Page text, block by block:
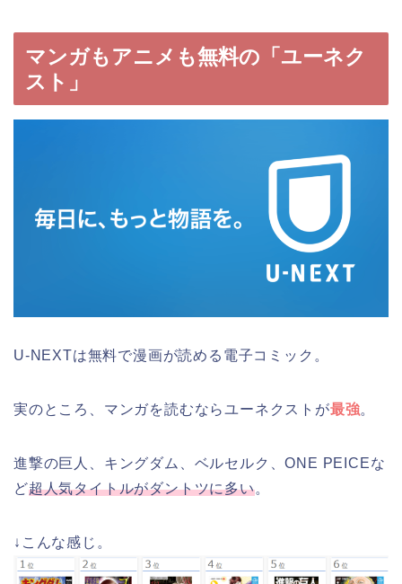
マンガもアニメも無料の「ユーネク
スト」
U-NEXTは無料で漫画が読める電子コミック。
実のところ、マンガを読むならユーネクストが最強。
進撃の巨人、キングダム、ベルセルク、ONE PEICEな
ど超人気タイトルがダントツに多い。
↓こんな感じ。